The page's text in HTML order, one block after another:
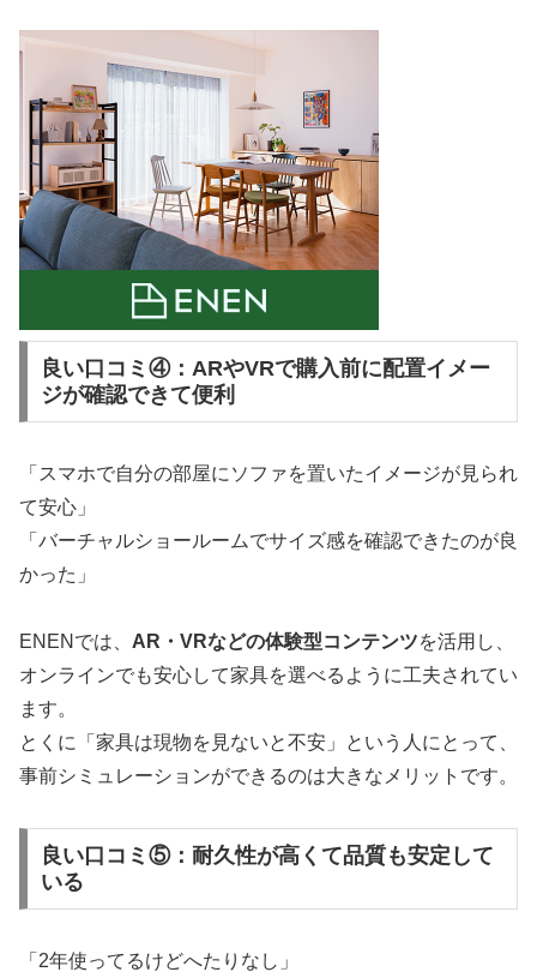
良い口コミ④：ARやVRで購入前に配置イメー
ジが確認できて便利
「スマホで自分の部屋にソファを置いたイメージが見られ
て安心」
「バーチャルショールームでサイズ感を確認できたのが良
かった」
ENENでは、 AR・VRなどの体験型コンテンツを活用し、
オンラインでも安心して家具を選べるように工夫されてい
ます。
とくに「家具は現物を見ないと不安」という人にとって、
事前シミュレーションができるのは大きなメリットです。
良い口コミ⑤：耐久性が高くて品質も安定して
いる
「2年使ってるけどへたりなし」